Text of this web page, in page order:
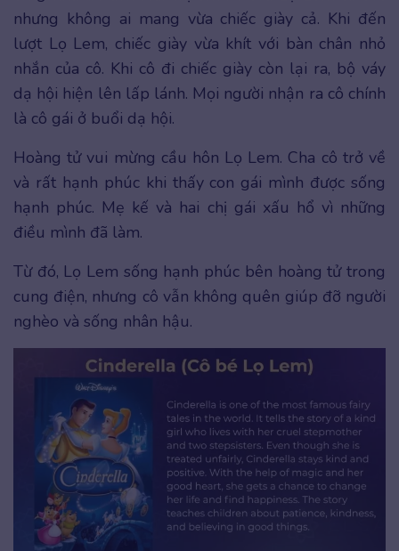
nhưng không ai mang vừa chiếc giày cả. Khi đến
lượt Lọ Lem, chiếc giày vừa khít với bàn chân nhỏ
nhắn của cô. Khi cô đi chiếc giày còn lại ra, bộ váy
dạ hội hiện lên lấp lánh. Mọi người nhận ra cô chính
là cô gái ở buổi dạ hội.
Hoàng tử vui mừng cầu hôn Lọ Lem. Cha cô trở về
và rất hạnh phúc khi thấy con gái mình được sống
hạnh phúc. Mẹ kế và hai chị gái xấu hổ vì những
điều mình đã làm.
Từ đó, Lọ Lem sống hạnh phúc bên hoàng tử trong
cung điện, nhưng cô vẫn không quên giúp đỡ người
nghèo và sống nhân hậu.